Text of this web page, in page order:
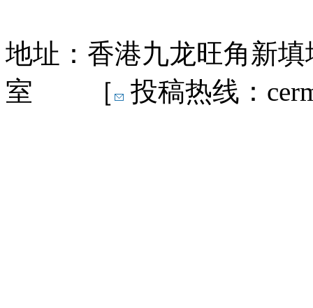
地址：香港九龙旺角新
室 ［
投稿热线：